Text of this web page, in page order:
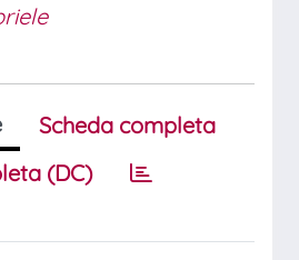
Scheda completa
(DC)